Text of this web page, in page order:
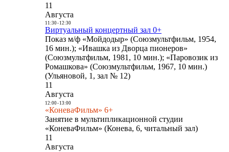
11
Августа
11:30- 12:30
Виртуальный концертный зал 0+
Показ м/ф «Мойдодыр» (Союзмультфильм, 1954,
16 мин.); «Ивашка из Дворца пионеров»
(Союзмультфильм, 1981, 10 мин.); «Паровозик из
Ромашкова» (Союзмультфильм, 1967, 10 мин.)
(Ульяновой, 1, зал № 12)
11
Августа
12:00- 13:00
«КоневаФильм» 6+
Занятие в мультипликационной студии
«КоневаФильм» (Конева, 6, читальный зал)
11
Августа